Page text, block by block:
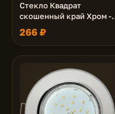
Стекло Квадрат
скошенный край Хром -
серебряный блеск
38x120x120 (к+)
266 ₽